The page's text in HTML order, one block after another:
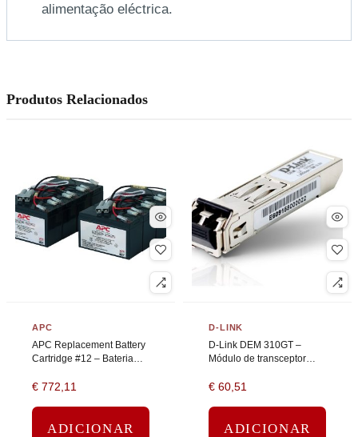
alimentação eléctrica.
Produtos Relacionados
APC
APC Replacement Battery
Cartridge #12 – Bateria
de chumbo – preto
€ 772,11
ADICIONAR
D-LINK
D-Link DEM 310GT –
Módulo de transceptor
1000Base-LX – LC – até
€ 60,51
ADICIONAR